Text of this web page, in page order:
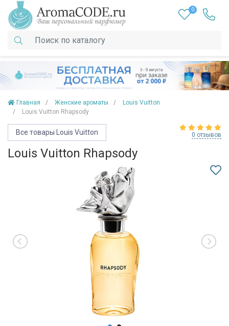
0
Главная Женские ароматы
Louis Vuitton
Louis Vuitton Rhapsody
Все товары Louis Vuitton 0 отзывов
Louis Vuitton Rhapsody